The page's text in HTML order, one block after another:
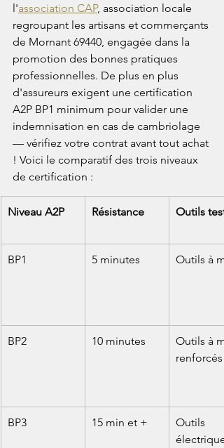
l'association CAP, association locale
regroupant les artisans et commerçants
de Mornant 69440, engagée dans la
promotion des bonnes pratiques
professionnelles. De plus en plus
d'assureurs exigent une certification
A2P BP1 minimum pour valider une
indemnisation en cas de cambriolage
— vérifiez votre contrat avant tout achat
! Voici le comparatif des trois niveaux
de certification :
Niveau A2P Résistance Outils
BP1 5 minutes Outils à
BP2 10 minutes
Outils à
renforcés
BP3 15 min et +
Outils
électriques